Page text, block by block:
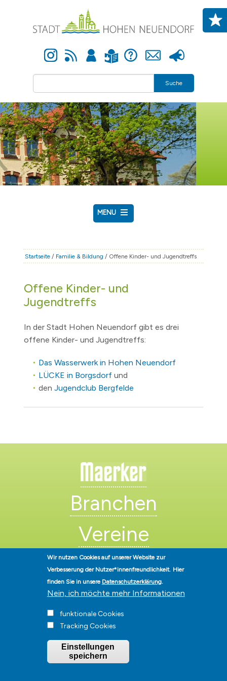
Instagram Newsfeed Anmelden Leichte Sprache Hilfe Kontakt Presse
Suche
MENU
RATHAUS & POLITIK
FAMILIE & BILDUNG
TOURISMUS
BAUEN & WIRTSCHAFT
Startseite / Familie & Bildung / Offene Kinder- und Jugendtreffs
Offene Kinder- und
Jugendtreffs
In der Stadt Hohen Neuendorf gibt es drei
offene Kinder- und Jugendtreffs:
Das Wasserwerk in Hohen Neuendorf
LÜCKE in Borgsdorfund
den Jugendclub Bergfelde
Branchen
Vereine
Künstler
Stadt Hohen Neuendorf • Oranienburger Str. 2 • 16540 Hohen
Neuendorf • Telefon03303-528-0• E-Mail:
Presse Datenschutz| Barrierefreiheit
Wir nutzen Cookies auf unserer Website zur
Verbesserung der Nutzer*innenfreundlichkeit. Hier
finden Sie in unsere Datenschutzerklärung.
Nein, ich möchte mehr Informationen
funktionale Cookies
Tracking Cookies
Einstellungen
speichern